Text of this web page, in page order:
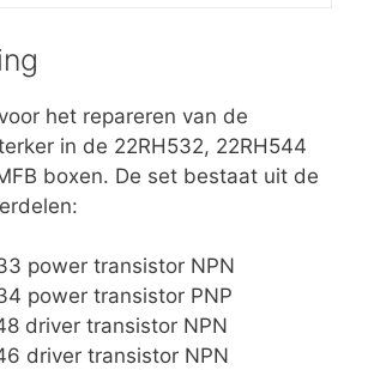
het repareren van de
in de 22RH532, 22RH544
boxen. De set bestaat uit de
power transistor NPN
power transistor PNP
driver transistor NPN
driver transistor NPN